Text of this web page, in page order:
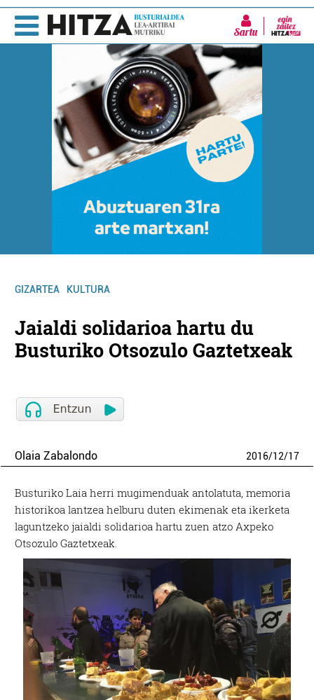
Sartu
GIZARTEA KULTURA
Jaialdi solidarioa hartu du
Busturiko Otsozulo Gaztetxeak
Olaia Zabalondo 2016/12/17
Busturiko Laia herri mugimenduak antolatuta, memoria
historikoa lantzea helburu duten ekimenak eta ikerketa
laguntzeko jaialdi solidarioa hartu zuen atzo Axpeko
Otsozulo Gaztetxeak.